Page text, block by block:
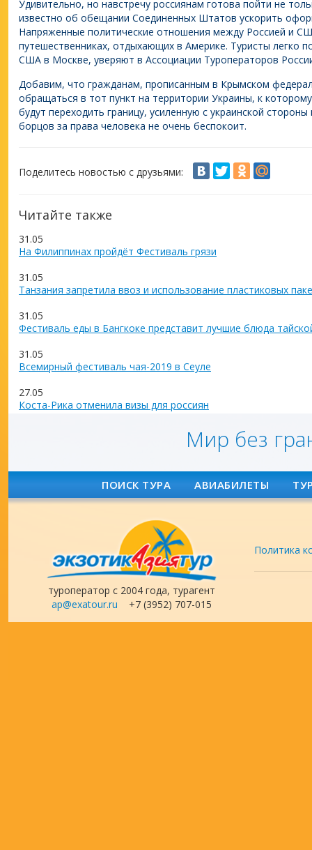
Удивительно, но навстречу россиянам готова пойти не
известно об обещании Соединенных Штатов ускорить
Напряженные политические отношения между Россией и
путешественниках, отдыхающих в Америке. Туристы легко
США в Москве, уверяют в Ассоциации Туроператоров
Добавим, что гражданам, прописанным в Крымском
обращаться в тот пункт на территории Украины, к
будут переходить границу, усиленную с украинской
борцов за права человека не очень беспокоит.
Поделитесь новостью с друзьями:
Читайте также
31.05
На Филиппинах пройдёт Фестиваль грязи
31.05
Танзания запретила ввоз и использование пластиковых
31.05
Фестиваль еды в Бангкоке представит лучшие блюда
31.05
Всемирный фестиваль чая-2019 в Сеуле
27.05
Коста-Рика отменила визы для россиян
Мир без
ПОИСК ТУРА АВИАБИЛЕТЫ
туроператор с 2004 года, турагент
ap@exatour.ru +7 (3952) 707-015
Политика